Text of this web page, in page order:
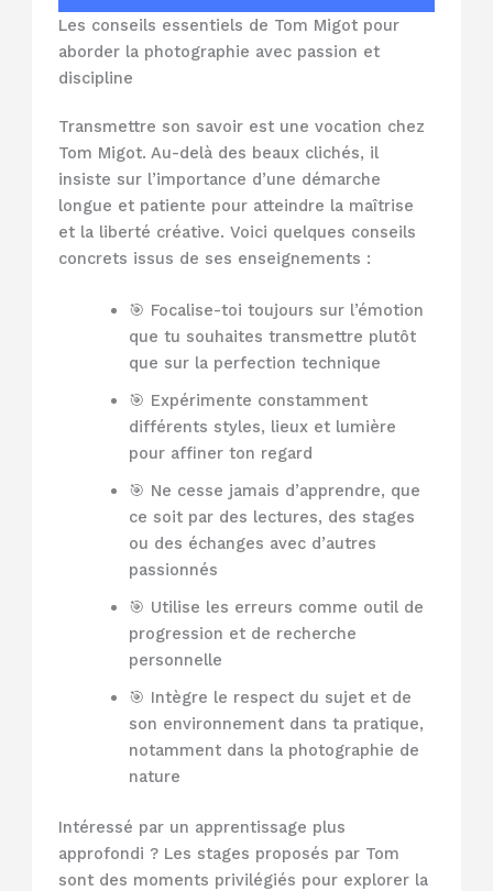
Les conseils essentiels de Tom Migot pour
aborder la photographie avec passion et
discipline
Transmettre son savoir est une vocation chez
Tom Migot. Au-delà des beaux clichés, il
insiste sur l’importance d’une démarche
longue et patiente pour atteindre la maîtrise
et la liberté créative. Voici quelques conseils
concrets issus de ses enseignements :
🎯 Focalise-toi toujours sur l’émotion
que tu souhaites transmettre plutôt
que sur la perfection technique
🎯 Expérimente constamment
différents styles, lieux et lumière
pour affiner ton regard
🎯 Ne cesse jamais d’apprendre, que
ce soit par des lectures, des stages
ou des échanges avec d’autres
passionnés
🎯 Utilise les erreurs comme outil de
progression et de recherche
personnelle
🎯 Intègre le respect du sujet et de
son environnement dans ta pratique,
notamment dans la photographie de
nature
Intéressé par un apprentissage plus
approfondi ? Les stages proposés par Tom
sont des moments privilégiés pour explorer la